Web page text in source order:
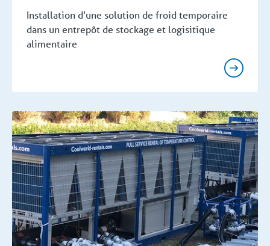
Installation d’une solution de froid temporaire
dans un entrepôt de stockage et logisitique
alimentaire